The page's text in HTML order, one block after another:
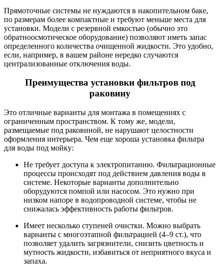
Прямоточные системы не нуждаются в накопительном баке,
по размерам более компактные и требуют меньше места для
установки. Модели с резервной емкостью (обычно это
обратноосмотическое оборудование) позволяют иметь запас
определенного количества очищенной жидкости. Это удобно,
если, например, в вашем районе нередко случаются
централизованные отключения воды.
Преимущества установки фильтров под
раковину
Это отличные варианты для монтажа в помещениях с
ограниченным пространством. К тому же, модели,
размещаемые под раковиной, не нарушают целостности
оформления интерьера. Чем еще хороша установка фильтра
для воды под мойку:
Не требует доступа к электропитанию. Фильтрационные
процессы происходят под действием давления воды в
системе. Некоторые варианты дополнительно
оборудуются помпой или насосом. Это нужно при
низком напоре в водопроводной системе, чтобы не
снижалась эффективность работы фильтров.
Имеет несколько ступеней очистки. Можно выбрать
варианты с многоэтапной фильтрацией (4–9 ст.), что
позволяет удалить загрязнители, снизить цветность и
мутность жидкости, избавиться от неприятного вкуса и
запаха.